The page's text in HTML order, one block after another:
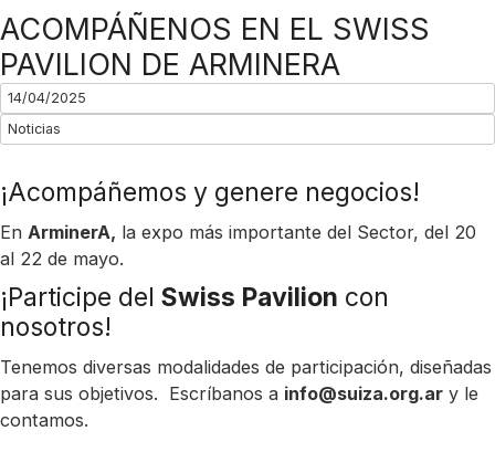
ACOMPÁÑENOS EN EL SWISS
PAVILION DE ARMINERA
14/04/2025
Noticias
¡Acompáñemos y genere negocios!
En ArminerA, la expo más importante del Sector, del 20
al 22 de mayo.
¡Participe del Swiss Pavilion con
nosotros!
Tenemos diversas modalidades de participación, diseñadas
para sus objetivos. Escríbanos a info@suiza.org.ar y le
contamos.